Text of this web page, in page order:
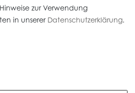
zur Verwendung
in unserer Daten­schutz­erklärung.